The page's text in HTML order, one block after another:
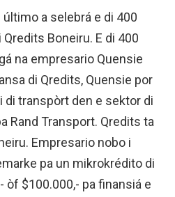
a selebrá e di 400
Boneiru. E di 400
na empresario Quensie
di Qredits, Quensie por
di transpòrt den e sektor di
Rand Transport. Qredits ta
Empresario nobo i
pa un mikrokrédito di
òf $100.000,- pa finansiá e